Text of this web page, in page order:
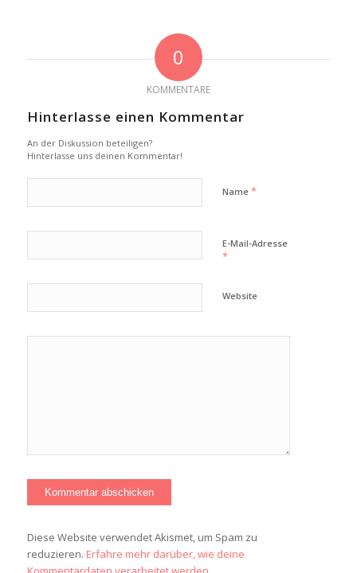
0
KOMMENTARE
Hinterlasse einen Kommentar
An der Diskussion beteiligen?
Hinterlasse uns deinen Kommentar!
Name *
E-Mail-Adresse
*
Website
Diese Website verwendet Akismet, um Spam zu
reduzieren. Erfahre mehr darüber, wie deine